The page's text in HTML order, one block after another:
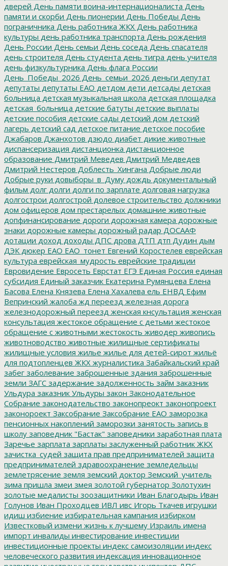
дверей День памяти воина-интернационалиста День
памяти и скорби День пионерии День Победы День
пограничника День работника ЖКХ День работника
культуры день работника транспорта День рождения
День России День семьи День соседа День спасателя
день строителя День студента день тигра день учителя
день физкультурника День флага России
День_Победы_2026 День_семьи_2026 деньги депутат
депутаты депутаты ЕАО детдом дети детсады детская
больница детская музыкальная школа детская площадка
детская_больница детские батуты детские выплаты
детские пособия детские сады детский дом детский
лагерь детский сад детское питание детское пособие
Джабаров Джанхотов дзюдо диабет дикие животные
диспансеризация дистанционка дистанционное
образование Дмитрий Меведев Дмитрий Медведев
Дмитрий Нестеров Доблесть_Хингана Добрые люди
Добрые руки довыборы_в_Думу дождь документальный
фильм долг долги долги по зарплате долговая нагрузка
долгострои долгострой долевое строительство должники
дом офицеров дом престарелых домашние животные
допфинансирование дороги дорожная камера дорожные
знаки дорожные камеры дорожный радар ДОСААФ
дотации доход доходы ДПС дрова ДТП дтп Дудин дым
ДЭК дюкер ЕАО ЕАО_тонет Евгений Коростелев еврейская
культура еврейская_мудрость еврейские традиции
Евровидение Евросеть Еврстат ЕГЭ Единая Россия единая
субсидия Единый заказчик Екатерина Румянцева Елена
Басова Елена Князева Елена Хахалева ель ЕНВД Ефим
Вепринский жалоба жд переезд железная дорога
железнодорожный переезд женская кнсультация женская
консультация жестокое обращение с детьми жестокое
обращение с животными жестокость живодер живопись
животноводство животные жилищные сертификаты
жилищные условия жилье жилье для детей-сирот жильё
для подтопленцев ЖКХ журналистика Забайкальский край
забег заболевание заброшенные здания заброшенные
земли ЗАГС задержание задолженность займ заказник
Ульдура заказник Ульдуры закон Законодательное
Собрание законодательство законопреокт законопроект
законороект Заксобрание Заксобрание ЕАО заморозка
пенсионных накоплений заморозки занятость запись в
школу заповедник "Бастак" заповедники заработная плата
Заречье зарплата зарплаты заслуженный работник ЖКХ
зачистка_судей защита прав предпринимателей защита
предпринимателей здравоохранение земледельцы
землетрясение земля земский доктор Земский_учитель
зима пришла змеи змея золотой губернатор Золотухин
золотые медалисты зоозащитники Иван Благодырь Иван
Голунов Иван Проходцев ИВЛ ивс Игорь Ткачев игрушки
идиш избиение избирательная кампания избирком
Известковый измени жизнь к лучшему Израиль имена
импорт инвалиды инвестирование инвестиции
инвестиционные проекты индекс самоизоляции индекс
человеческого развития индексация инновационное